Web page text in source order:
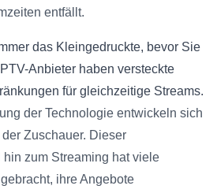
entfällt.
das Kleingedruckte, bevor Sie
Anbieter haben versteckte
für gleichzeitige Streams.
der Technologie entwickeln sich
Zuschauer. Dieser
zum Streaming hat viele
ihre Angebote